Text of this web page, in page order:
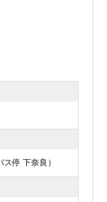
停 下奈良）